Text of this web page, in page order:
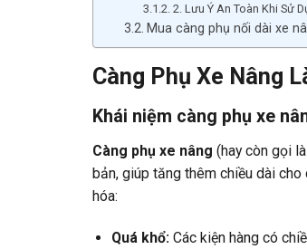
2. Lưu Ý An Toàn Khi Sử
Mua càng phụ nối dài xe
Càng Phụ Xe Nâng
Khái niệm càng phụ xe
Càng phụ xe nâng (hay còn gọi là
bản, giúp tăng thêm chiều dài
hóa:
Quá khổ: Các kiện hàng có